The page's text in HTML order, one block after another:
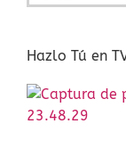
Hazlo Tú en